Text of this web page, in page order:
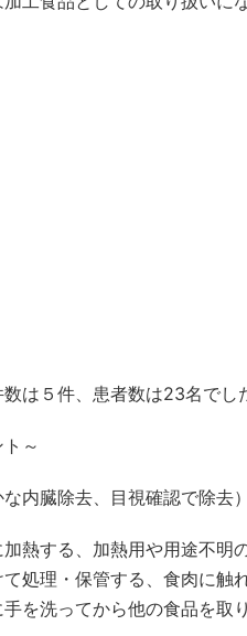
は５件、患者数は23名でし
～
内臓除去、目視確認で除去）
熱する、加熱用や用途不明
処理・保管する、食肉に触
を洗ってから他の食品を取り